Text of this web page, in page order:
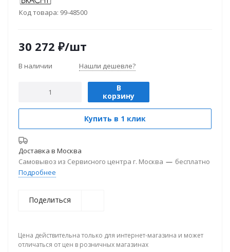
Код товара: 99-48500
30 272 ₽/шт
В наличии Нашли дешевле?
В
корзину
Купить в 1 клик
Доставка в Москва
Самовывоз из Сервисного центра г. Москва — бесплатно
Подробнее
Поделиться
Цена действительна только для интернет-магазина и может
отличаться от цен в розничных магазинах